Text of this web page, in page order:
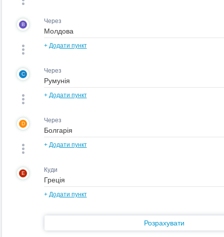
B Через
+ Додати пункт
C Через
+ Додати пункт
D Через
+ Додати пункт
E Куди
+ Додати пункт
Розрахувати